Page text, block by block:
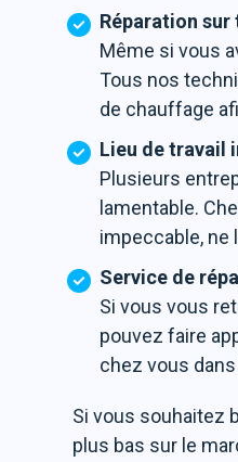
Réparation
Même si vous
Tous nos
de chauffage
Lieu de travail
Plusieurs
lamentable.
impeccable, ne
Service de
Si vous vous
pouvez faire
chez vous
Si vous souhaitez
plus bas sur le